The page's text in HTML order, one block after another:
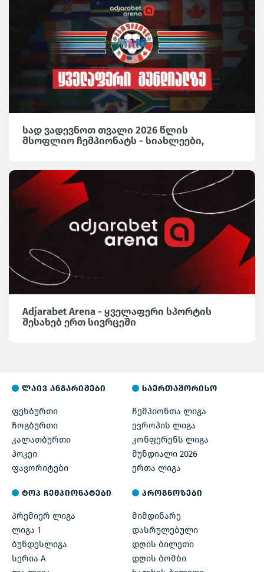
სად ვადევნოთ თვალი 2026 წლის
მსოფლიო ჩემპიონატს - სიახლეები,
Adjarabet Arena - ყველაფერი სპორტის
შესახებ ერთ სივრცეში
ლაივ ანგარიშები
ფეხბურთი
ჩოგბურთი
კალათბურთი
ჰოკეი
ფავორიტები
საერთაშორისო
ჩემპიონთა ლიგა
ევროპის ლიგა
კონფერენს ლიგა
მუნდიალი 2026
ერთა ლიგა
ტოპ ჩემპიონატები
პრემიერ ლიგა
ლიგა 1
ბუნდესლიგა
სერია A
პროგნოზები
მიმდინარე
დასრულებული
დღის ბილეთი
დღის ბომბი